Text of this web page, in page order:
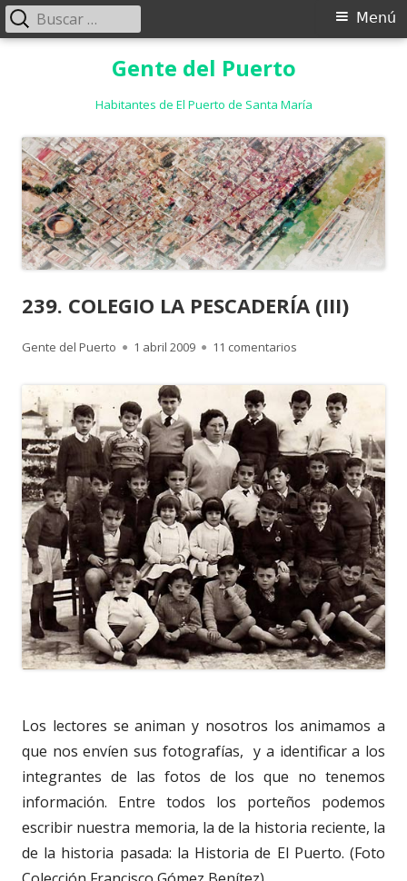
Gente del Puerto
Habitantes de El Puerto de Santa María
Menú
Menú
Buscar:
239. COLEGIO LA PESCADERÍA (III)
Autor
Gente del Puerto
Publicado
1 abril 2009 11 comentarios
Los lectores se animan y nosotros los animamos a
que nos envíen sus fotografías, y a identificar a los
integrantes de las fotos de los que no tenemos
información. Entre todos los porteños podemos
escribir nuestra memoria, la de la historia reciente, la
de la historia pasada: la Historia de El Puerto. (Foto